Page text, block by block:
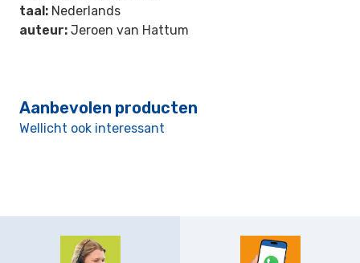
taal: Nederlands
auteur: Jeroen van Hattum
Aanbevolen producten
Wellicht ook interessant